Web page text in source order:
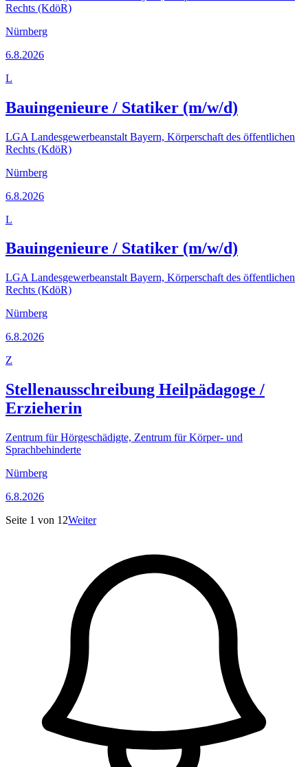
Rechts (KdöR)
Nürnberg
6.8.2026
L
Bauingenieure / Statiker (m/w/d)
LGA Landesgewerbeanstalt Bayern, Körperschaft des öffentlichen
Rechts (KdöR)
Nürnberg
6.8.2026
L
Bauingenieure / Statiker (m/w/d)
LGA Landesgewerbeanstalt Bayern, Körperschaft des öffentlichen
Rechts (KdöR)
Nürnberg
6.8.2026
Z
Stellenausschreibung Heilpädagoge /
Erzieherin
Zentrum für Hörgeschädigte, Zentrum für Körper- und
Sprachbehinderte
Nürnberg
6.8.2026
Seite 1 von 12Weiter